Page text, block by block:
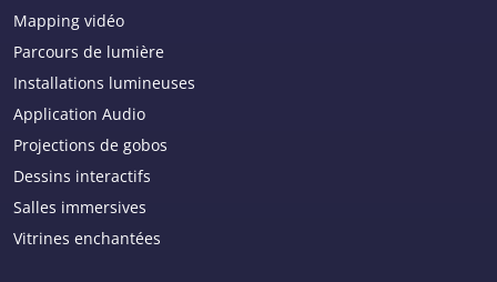
Mapping vidéo
Parcours de lumière
Installations lumineuses
Application Audio
Projections de gobos
Dessins interactifs
Salles immersives
Vitrines enchantées